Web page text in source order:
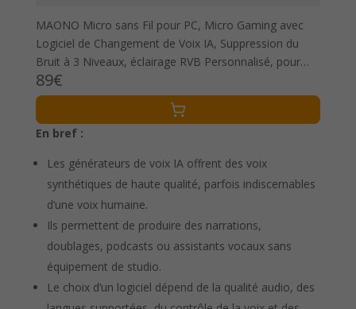
MAONO Micro sans Fil pour PC, Micro Gaming avec
Logiciel de Changement de Voix IA, Suppression du
Bruit à 3 Niveaux, éclairage RVB Personnalisé, pour
Jeux, Podcasting, Streaming, DM40 Pro Blanc
89€
En bref :
Les générateurs de voix IA offrent des voix
synthétiques de haute qualité, parfois indiscernables
d’une voix humaine.
Ils permettent de produire des narrations,
doublages, podcasts ou assistants vocaux sans
équipement de studio.
Le choix d’un logiciel dépend de la qualité audio, des